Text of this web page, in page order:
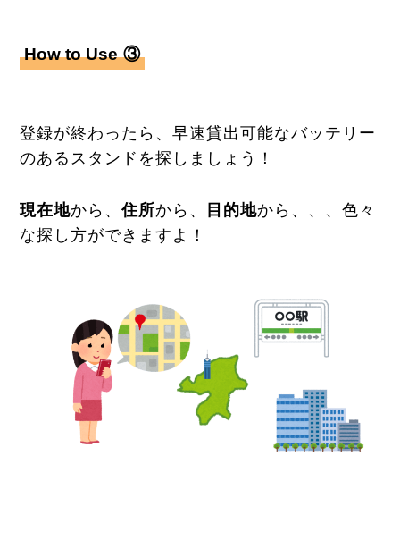
How to Use ③
登録が終わったら、早速貸出可能なバッテリー
のあるスタンドを探しましょう！
現在地から、住所から、 目的地から、、、色々
な探し方ができますよ！